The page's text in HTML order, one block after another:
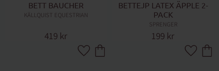
BETT BAUCHER
KÄLLQUIST EQUESTRIAN
419 kr
Lägg till i favoriter
BETTEJP LATEX ÄPPLE 2-
PACK
SPRENGER
199 kr
Lägg till